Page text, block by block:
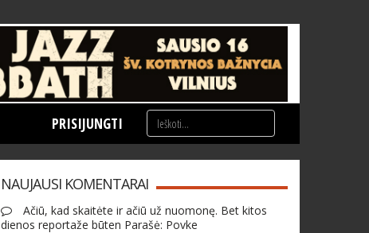
PRISIJUNGTI
NAUJAUSI KOMENTARAI
Ačiū, kad skaitėte ir ačiū už nuomonę. Bet kitos
dienos reportaže būten Parašė: Povke